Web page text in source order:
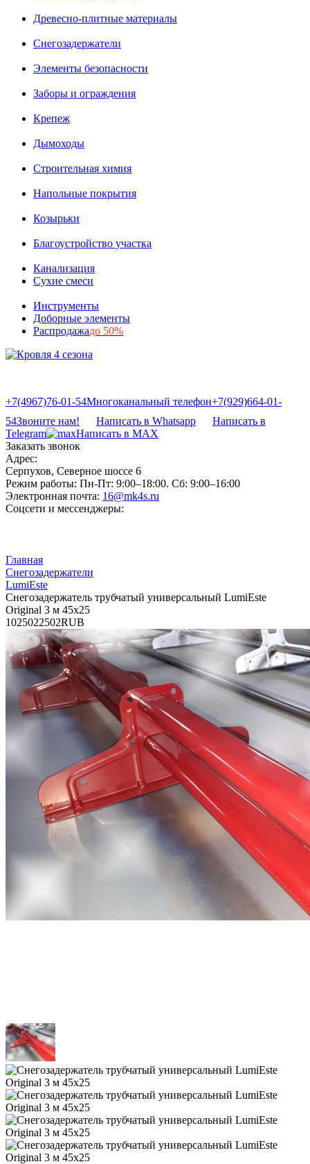
Древесно-плитные материалы
Снегозадержатели
Элементы безопасности
Заборы и ограждения
Крепеж
Дымоходы
Строительная химия
Напольные покрытия
Козырьки
Благоустройство участка
Канализация
Сухие смеси
Инструменты
Доборные элементы
Распродажадо 50%
+7(4967)76-01-54Многоканальный телефон+7(929)664-01-
54Звоните нам! Написать в Whatsapp
Написать в
Telegram
Написать в MAX
Заказать звонок
Адрес:
Серпухов, Северное шоссе 6
Режим работы: Пн-Пт: 9:00–18:00. Сб: 9:00–16:00
Электронная почта: 16@mk4s.ru
Соцсети и мессенджеры:
Главная
Снегозадержатели
LumiEste
Снегозадержатель трубчатый универсальный LumiEste
Original 3 м 45х25
1025022502RUB